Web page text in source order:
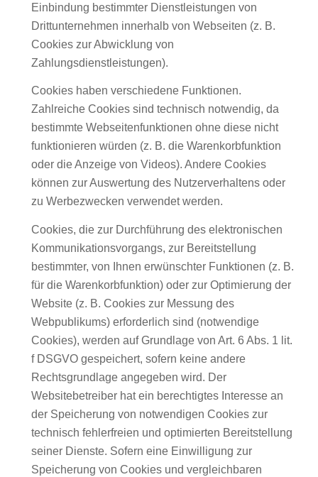
Einbindung bestimmter Dienstleistungen von
Drittunternehmen innerhalb von Webseiten (z. B.
Cookies zur Abwicklung von
Zahlungsdienstleistungen).
Cookies haben verschiedene Funktionen.
Zahlreiche Cookies sind technisch notwendig, da
bestimmte Webseitenfunktionen ohne diese nicht
funktionieren würden (z. B. die Warenkorbfunktion
oder die Anzeige von Videos). Andere Cookies
können zur Auswertung des Nutzerverhaltens oder
zu Werbezwecken verwendet werden.
Cookies, die zur Durchführung des elektronischen
Kommunikationsvorgangs, zur Bereitstellung
bestimmter, von Ihnen erwünschter Funktionen (z. B.
für die Warenkorbfunktion) oder zur Optimierung der
Website (z. B. Cookies zur Messung des
Webpublikums) erforderlich sind (notwendige
Cookies), werden auf Grundlage von Art. 6 Abs. 1 lit.
f DSGVO gespeichert, sofern keine andere
Rechtsgrundlage angegeben wird. Der
Websitebetreiber hat ein berechtigtes Interesse an
der Speicherung von notwendigen Cookies zur
technisch fehlerfreien und optimierten Bereitstellung
seiner Dienste. Sofern eine Einwilligung zur
Speicherung von Cookies und vergleichbaren